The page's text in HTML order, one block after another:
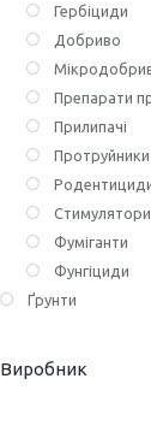
Гербіциди
Добриво
Препарати
Прилипачі
Протруйники
Фуміганти
Фунгіциди
Ґрунти
Виробник